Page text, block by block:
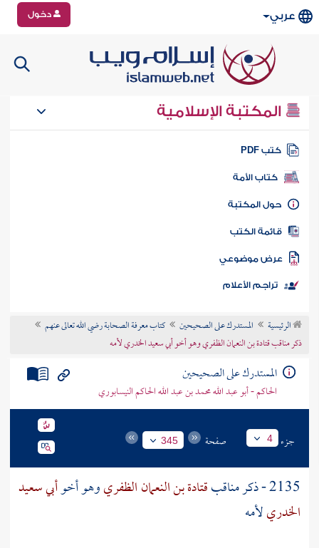
عربي دخول
المكتبة الإسلامية
كتب PDF
كتاب الأمة
المكتبة
الكتب
موضوعي
تراجم الأعلام
الرئيسية المستدرك على الصحيحين
كتاب معرفة الصحابة رضي الله تعالى عنهم
ذكر مناقب قتادة بن النعمان الظفري وهو أخو أبي سعيد الخدري لأمه
المستدرك على الصحيحين
الحاكم - أبو عبد الله محمد بن عبد الله الحاكم النيسابوري
جزء 4 صفحة 345
2135 - ذكر مناقب قتادة بن النعمان الظفريوهو أخوأبي سعيد
الخدريلأمه